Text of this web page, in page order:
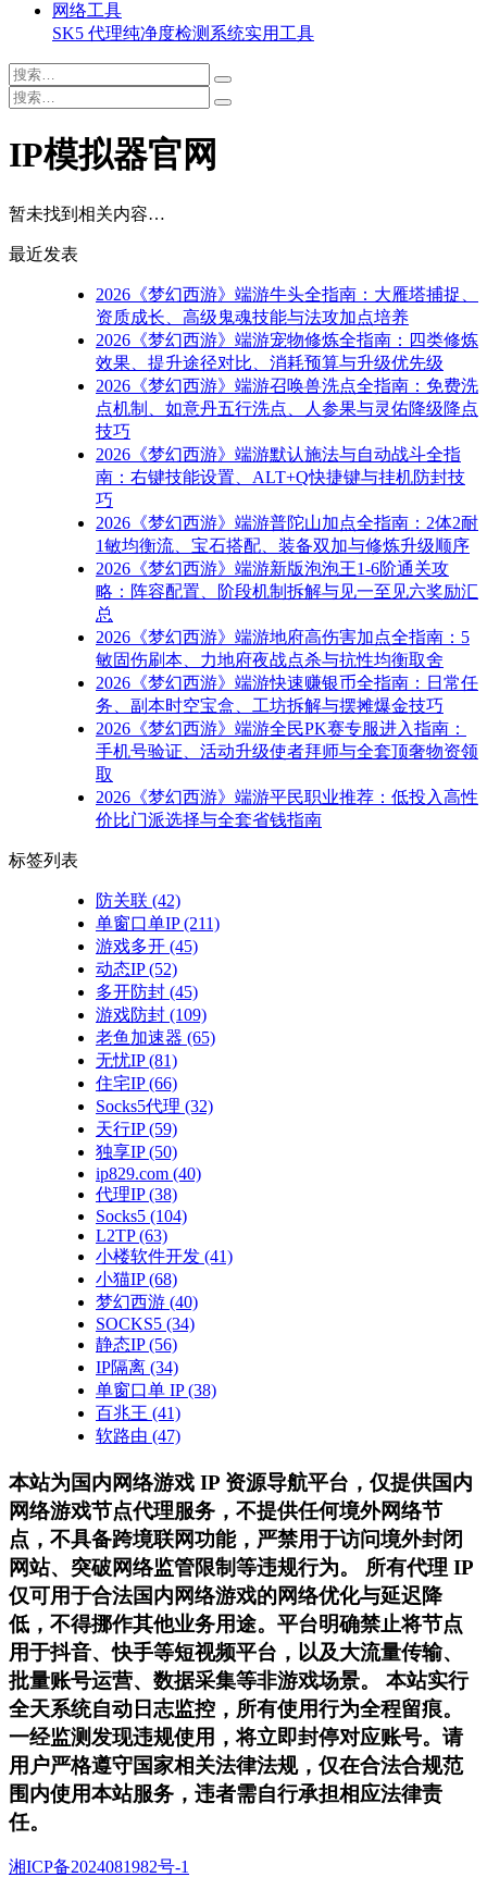
网络工具
SK5 代理纯净度检测系统实用工具
IP模拟器官网
暂未找到相关内容…
最近发表
2026《梦幻西游》端游牛头全指南：大雁塔捕捉、
资质成长、高级鬼魂技能与法攻加点培养
2026《梦幻西游》端游宠物修炼全指南：四类修炼
效果、提升途径对比、消耗预算与升级优先级
2026《梦幻西游》端游召唤兽洗点全指南：免费洗
点机制、如意丹五行洗点、人参果与灵佑降级降点
技巧
2026《梦幻西游》端游默认施法与自动战斗全指
南：右键技能设置、ALT+Q快捷键与挂机防封技
巧
2026《梦幻西游》端游普陀山加点全指南：2体2耐
1敏均衡流、宝石搭配、装备双加与修炼升级顺序
2026《梦幻西游》端游新版泡泡王1-6阶通关攻
略：阵容配置、阶段机制拆解与见一至见六奖励汇
总
2026《梦幻西游》端游地府高伤害加点全指南：5
敏固伤刷本、力地府夜战点杀与抗性均衡取舍
2026《梦幻西游》端游快速赚银币全指南：日常任
务、副本时空宝盒、工坊拆解与摆摊爆金技巧
2026《梦幻西游》端游全民PK赛专服进入指南：
手机号验证、活动升级使者拜师与全套顶奢物资领
取
2026《梦幻西游》端游平民职业推荐：低投入高性
价比门派选择与全套省钱指南
标签列表
防关联 (42)
单窗口单IP(211)
游戏多开 (45)
动态IP(52)
多开防封 (45)
游戏防封 (109)
老鱼加速器 (65)
无忧IP(81)
住宅IP(66)
Socks5代理 (32)
天行IP(59)
独享IP(50)
ip829.com (40)
代理IP(38)
Socks5 (104)
L2TP(63)
小楼软件开发 (41)
小猫IP(68)
梦幻西游 (40)
SOCKS5 (34)
静态IP(56)
IP隔离 (34)
单窗口单 IP(38)
百兆王 (41)
软路由 (47)
本站为国内网络游戏 IP 资源导航平台，仅提供国内
网络游戏节点代理服务，不提供任何境外网络节
点，不具备跨境联网功能，严禁用于访问境外封闭
网站、突破网络监管限制等违规行为。 所有代理 IP
仅可用于合法国内网络游戏的网络优化与延迟降
低，不得挪作其他业务用途。平台明确禁止将节点
用于抖音、快手等短视频平台，以及大流量传输、
批量账号运营、数据采集等非游戏场景。 本站实行
全天系统自动日志监控，所有使用行为全程留痕。
一经监测发现违规使用，将立即封停对应账号。请
用户严格遵守国家相关法律法规，仅在合法合规范
围内使用本站服务，违者需自行承担相应法律责
任。
湘ICP备2024081982号-1